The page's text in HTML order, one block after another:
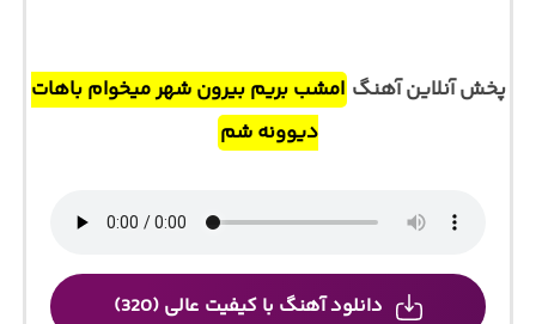
پخش آنلاین آهنگ امشب بریم بیرون شهر میخوام باهات
دیوونه شم
دانلود آهنگ با کیفیت عالی (320)